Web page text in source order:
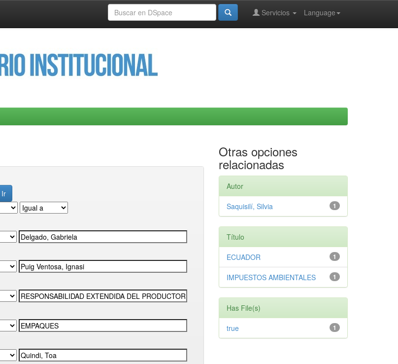
Language
Servicios
Otras opciones
relacionadas
Autor
1
Saquisilí, Silvia
Título
1
ECUADOR
1
IMPUESTOS AMBIENTALES
Has File(s)
1
true